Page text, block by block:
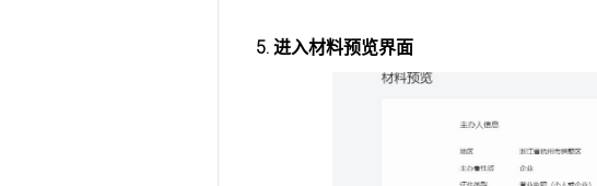
5. 进入材料预览界面